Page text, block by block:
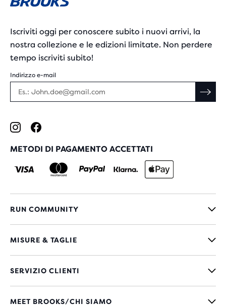
Iscriviti oggi per conoscere subito i nuovi arrivi, la
nostra collezione e le edizioni limitate. Non perdere
tempo iscriviti subito!
Indirizzo e-mail
METODI DI PAGAMENTO ACCETTATI
RUN COMMUNITY
MISURE & TAGLIE
SERVIZIO CLIENTI
MEET BROOKS/CHI SIAMO